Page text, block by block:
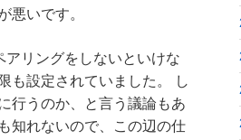
悪いです。
リングをしないといけな
も設定されていました。 し
行うのか、と言う議論もあ
知れないので、この辺の仕